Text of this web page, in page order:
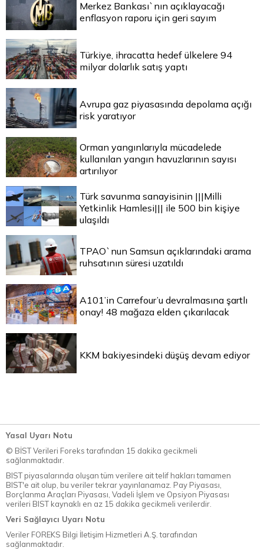
Merkez Bankası`nın açıklayacağı
enflasyon raporu için geri sayım
Türkiye, ihracatta hedef ülkelere 94
milyar dolarlık satış yaptı
Avrupa gaz piyasasında depolama açığı
risk yaratıyor
Orman yangınlarıyla mücadelede
kullanılan yangın havuzlarının sayısı
artırılıyor
Türk savunma sanayisinin |||Milli
Yetkinlik Hamlesi||| ile 500 bin kişiye
ulaşıldı
TPAO`nun Samsun açıklarındaki arama
ruhsatının süresi uzatıldı
A101’in Carrefour’u devralmasına şartlı
onay! 48 mağaza elden çıkarılacak
KKM bakiyesindeki düşüş devam ediyor
Yasal Uyarı Notu
© BİST Verileri Foreks tarafından 15 dakika gecikmeli
sağlanmaktadır.
BIST piyasalarında oluşan tüm verilere ait telif hakları tamamen
BIST'e ait olup, bu veriler tekrar yayınlanamaz. Pay Piyasası,
Borçlanma Araçları Piyasası, Vadeli İşlem ve Opsiyon Piyasası
verileri BIST kaynaklı en az 15 dakika gecikmeli verilerdir.
Veri Sağlayıcı Uyarı Notu
Veriler FOREKS Bilgi İletişim Hizmetleri A.Ş. tarafından
sağlanmaktadır.